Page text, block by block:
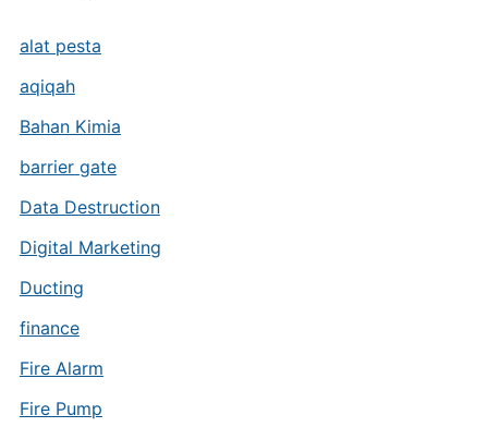
alat pesta
aqiqah
Bahan Kimia
barrier gate
Data Destruction
Digital Marketing
Ducting
finance
Fire Alarm
Fire Pump